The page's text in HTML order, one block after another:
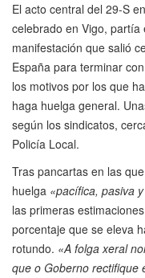
El acto central del 29-S
celebrado en Vigo,
manifestación que salió
España para terminar
los motivos por los que
haga huelga general.
según los sindicatos,
Policía Local.
Tras pancartas en las
huelga «pacífica, pasiva
las primeras
porcentaje que se eleva
rotundo. «A folga xeral
que o Goberno rectifique